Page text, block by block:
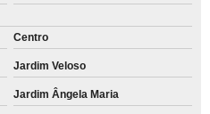
Centro
Jardim Veloso
Jardim Ângela Maria